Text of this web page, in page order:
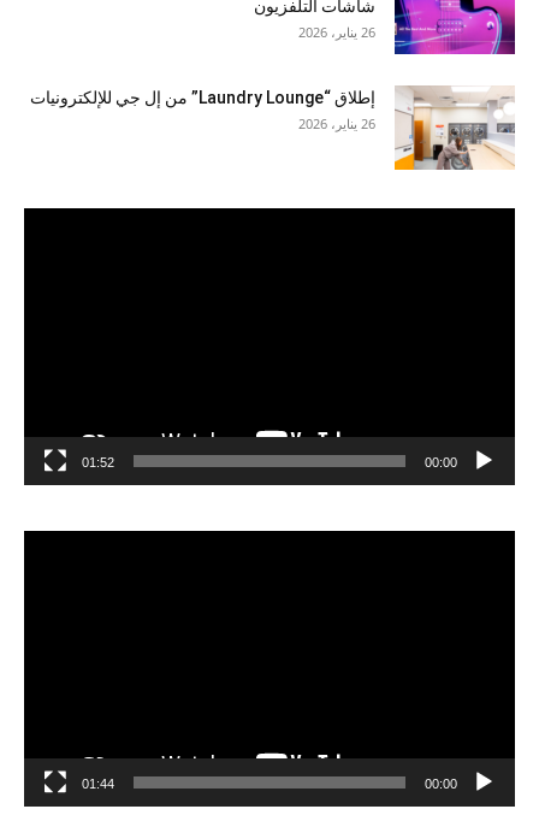
شاشات التلفزيون
26 يناير، 2026
إطلاق “Laundry Lounge” من إل جي للإلكترونيات
26 يناير، 2026
00:00
01:52
00:00
01:44